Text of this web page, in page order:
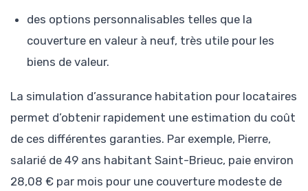
des options personnalisables telles que la
couverture en valeur à neuf, très utile pour les
biens de valeur.
La simulation d’assurance habitation pour locataires
permet d’obtenir rapidement une estimation du coût
de ces différentes garanties. Par exemple, Pierre,
salarié de 49 ans habitant Saint-Brieuc, paie environ
28,08 € par mois pour une couverture modeste de